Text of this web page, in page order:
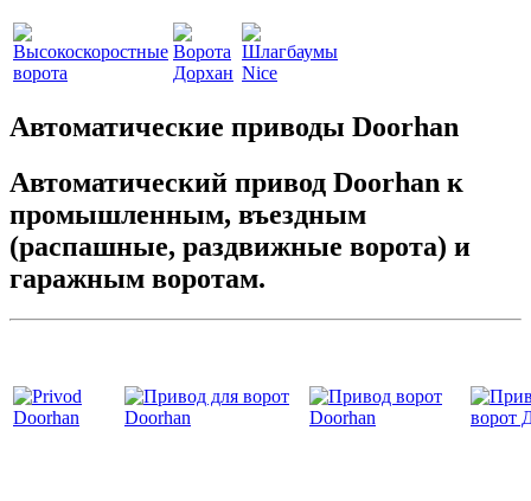
Автоматические приводы Doorhan
Автоматический привод Doorhan к
промышленным, въездным
(распашные, раздвижные ворота) и
гаражным воротам.